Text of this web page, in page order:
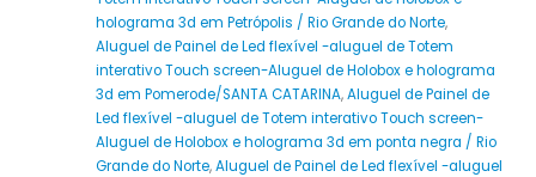
holograma 3d em Petrópolis / Rio Grande do Norte,
Aluguel de Painel de Led flexível -aluguel de Totem
interativo Touch screen-Aluguel de Holobox e holograma
3d em Pomerode/SANTA CATARINA,Aluguel de Painel de
Led flexível -aluguel de Totem interativo Touch screen-
Aluguel de Holobox e holograma 3d em ponta negra / Rio
Grande do Norte,Aluguel de Painel de Led flexível -aluguel